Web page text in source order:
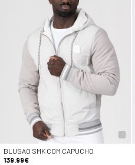
BLUSAO SMK COM CAPUCHO
139.99€